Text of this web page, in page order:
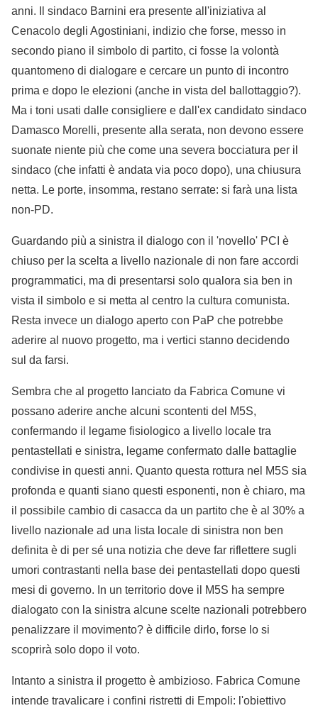
anni. Il sindaco Barnini era presente all'iniziativa al
Cenacolo degli Agostiniani, indizio che forse, messo in
secondo piano il simbolo di partito, ci fosse la volontà
quantomeno di dialogare e cercare un punto di incontro
prima e dopo le elezioni (anche in vista del ballottaggio?).
Ma i toni usati dalle consigliere e dall'ex candidato sindaco
Damasco Morelli, presente alla serata, non devono essere
suonate niente più che come una severa bocciatura per il
sindaco (che infatti è andata via poco dopo), una chiusura
netta. Le porte, insomma, restano serrate: si farà una lista
non-PD.
Guardando più a sinistra il dialogo con il 'novello' PCI è
chiuso per la scelta a livello nazionale di non fare accordi
programmatici, ma di presentarsi solo qualora sia ben in
vista il simbolo e si metta al centro la cultura comunista.
Resta invece un dialogo aperto con PaP che potrebbe
aderire al nuovo progetto, ma i vertici stanno decidendo
sul da farsi.
Sembra che al progetto lanciato da Fabrica Comune vi
possano aderire anche alcuni scontenti del M5S,
confermando il legame fisiologico a livello locale tra
pentastellati e sinistra, legame confermato dalle battaglie
condivise in questi anni. Quanto questa rottura nel M5S sia
profonda e quanti siano questi esponenti, non è chiaro, ma
il possibile cambio di casacca da un partito che è al 30% a
livello nazionale ad una lista locale di sinistra non ben
definita è di per sé una notizia che deve far riflettere sugli
umori contrastanti nella base dei pentastellati dopo questi
mesi di governo. In un territorio dove il M5S ha sempre
dialogato con la sinistra alcune scelte nazionali potrebbero
penalizzare il movimento? è difficile dirlo, forse lo si
scoprirà solo dopo il voto.
Intanto a sinistra il progetto è ambizioso. Fabrica Comune
intende travalicare i confini ristretti di Empoli: l'obiettivo